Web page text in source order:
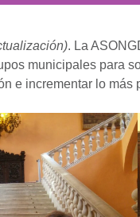
. La
municipales para
e incrementar lo